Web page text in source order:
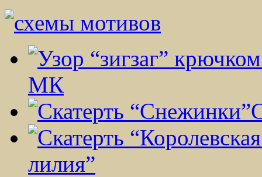
МК
лилия”